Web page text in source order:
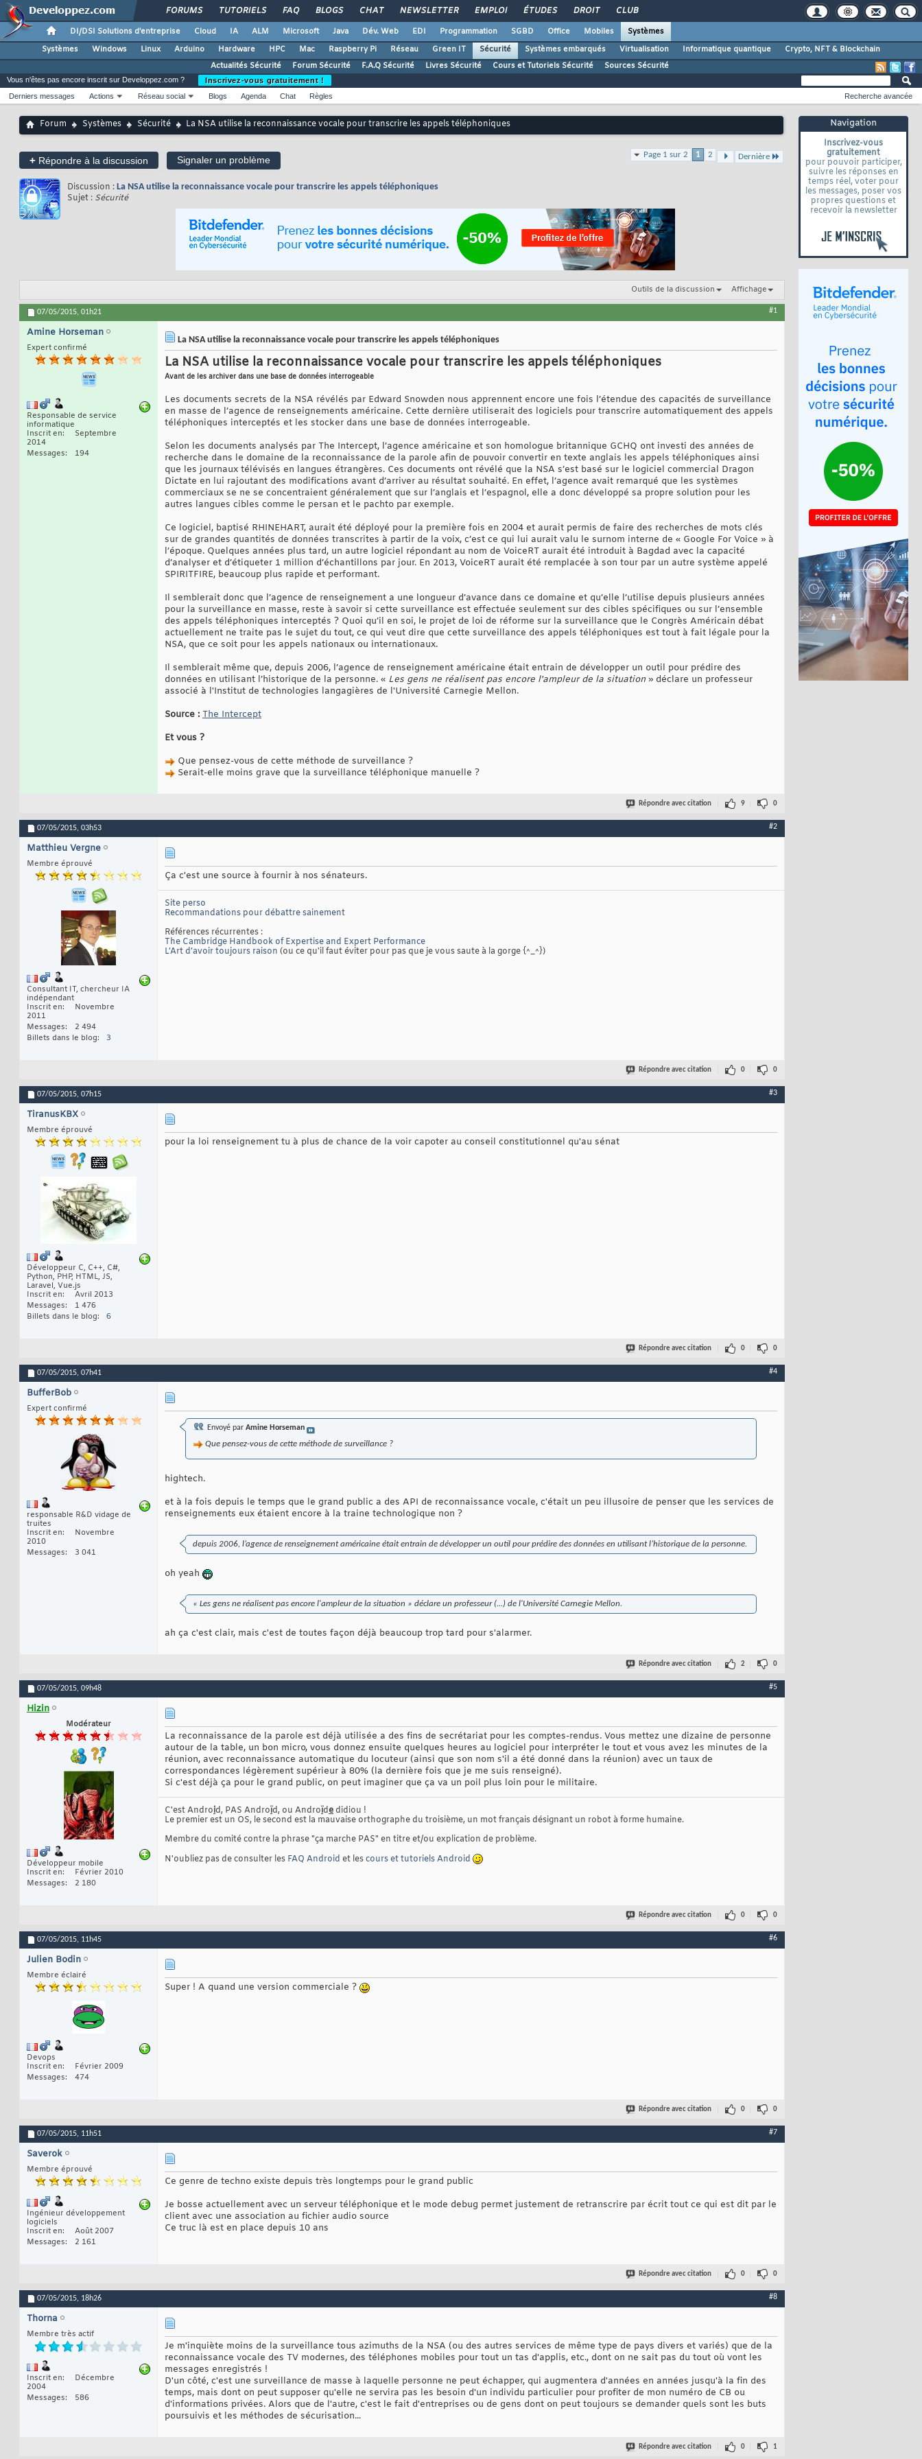
FORUMS TUTORIELS FAQ BLOGS CHAT NEWSLETTER EMPLOI ÉTUDES DROIT CLUB
DI/DSI Solutions d'entreprise Cloud IA ALM Microsoft Java Dév. Web EDI Programmation SGBD Office Mobiles
Systèmes
Systèmes
Windows Linux Arduino Hardware HPC Mac Raspberry Pi Réseau Green IT Sécurité Systèmes embarqués Virtualisation Informatique quantique
Crypto, NFT & Blockchain
Actualités Sécurité
Forum Sécurité F.A.Q Sécurité Livres Sécurité Cours et Tutoriels Sécurité Sources Sécurité
Navigation
Inscrivez-vous
gratuitement
pour pouvoir participer,
suivre les réponses en
temps réel, voter pour
les messages, poser vos
propres questions et
recevoir la newsletter
Vous n'êtes pas encore inscrit sur Developpez.com ?
Inscrivez-vous gratuitement !
Derniers messages
Actions Réseau social Blogs Agenda Chat Règles Recherche avancée
Forum Systèmes Sécurité La NSA utilise la reconnaissance vocale pour transcrire les appels téléphoniques
+ Répondre à la discussion Signaler un problème Page 1 sur 2 1 2 Dernière
Discussion : La NSA utilise la reconnaissance vocale pour transcrire les appels téléphoniques
Sujet : Sécurité
Outils de la discussion Affichage
07/05/2015, 01h21 #1
Amine Horseman
Expert confirmé
Responsable de service
informatique
Inscrit en
Septembre
2014
Messages
194
La NSA utilise la reconnaissance vocale pour transcrire les appels téléphoniques
La NSA utilise la reconnaissance vocale pour transcrire les appels téléphoniques
Avant de les archiver dans une base de données interrogeable
Les documents secrets de la NSA révélés par Edward Snowden nous apprennent encore une fois l’étendue des capacités de surveillance
en masse de l’agence de renseignements américaine. Cette dernière utiliserait des logiciels pour transcrire automatiquement des appels
téléphoniques interceptés et les stocker dans une base de données interrogeable.
Selon les documents analysés par The Intercept, l’agence américaine et son homologue britannique GCHQ ont investi des années de
recherche dans le domaine de la reconnaissance de la parole afin de pouvoir convertir en texte anglais les appels téléphoniques ainsi
que les journaux télévisés en langues étrangères. Ces documents ont révélé que la NSA s’est basé sur le logiciel commercial Dragon
Dictate en lui rajoutant des modifications avant d’arriver au résultat souhaité. En effet, l’agence avait remarqué que les systèmes
commerciaux se ne se concentraient généralement que sur l’anglais et l’espagnol, elle a donc développé sa propre solution pour les
autres langues cibles comme le persan et le pachto par exemple.
Ce logiciel, baptisé RHINEHART, aurait été déployé pour la première fois en 2004 et aurait permis de faire des recherches de mots clés
sur de grandes quantités de données transcrites à partir de la voix, c’est ce qui lui aurait valu le surnom interne de « Google For Voice » à
l’époque. Quelques années plus tard, un autre logiciel répondant au nom de VoiceRT aurait été introduit à Bagdad avec la capacité
d’analyser et d’étiqueter 1 million d’échantillons par jour. En 2013, VoiceRT aurait été remplacée à son tour par un autre système appelé
SPIRITFIRE, beaucoup plus rapide et performant.
Il semblerait donc que l’agence de renseignement a une longueur d’avance dans ce domaine et qu’elle l’utilise depuis plusieurs années
pour la surveillance en masse, reste à savoir si cette surveillance est effectuée seulement sur des cibles spécifiques ou sur l’ensemble
des appels téléphoniques interceptés ? Quoi qu’il en soi, le projet de loi de réforme sur la surveillance que le Congrès Américain débat
actuellement ne traite pas le sujet du tout, ce qui veut dire que cette surveillance des appels téléphoniques est tout à fait légale pour la
NSA, que ce soit pour les appels nationaux ou internationaux.
Il semblerait même que, depuis 2006, l’agence de renseignement américaine était entrain de développer un outil pour prédire des
données en utilisant l’historique de la personne. « Les gens ne réalisent pas encore l'ampleur de la situation» déclare un professeur
associé à l'Institut de technologies langagières de l'Université Carnegie Mellon.
Source : The Intercept
Et vous ?
Que pensez-vous de cette méthode de surveillance ?
Serait-elle moins grave que la surveillance téléphonique manuelle ?
Répondre avec citation 9 0
07/05/2015, 03h53 #2
Matthieu Vergne
Membre éprouvé
Consultant IT, chercheur IA
indépendant
Inscrit en
Novembre
2011
Messages
2 494
Billets dans le blog
3
Ça c'est une source à fournir à nos sénateurs.
Site perso
Recommandations pour débattre sainement
Références récurrentes :
The Cambridge Handbook of Expertise and Expert Performance
L’Art d’avoir toujours raison (ou ce qu'il faut éviter pour pas que je vous saute à la gorge {^_^})
Répondre avec citation 0 0
07/05/2015, 07h15 #3
TiranusKBX
Membre éprouvé
Développeur C, C++, C#,
Python, PHP, HTML, JS,
Laravel, Vue.js
Inscrit en
Avril 2013
Messages
1 476
Billets dans le blog
6
pour la loi renseignement tu à plus de chance de la voir capoter au conseil constitutionnel qu'au sénat
Répondre avec citation 0 0
07/05/2015, 07h41 #4
BufferBob
Expert confirmé
responsable R&D vidage de
truites
Inscrit en
Novembre
2010
Messages
3 041
Envoyé par Amine Horseman
Que pensez-vous de cette méthode de surveillance ?
hightech.
et à la fois depuis le temps que le grand public a des API de reconnaissance vocale, c'était un peu illusoire de penser que les services de
renseignements eux étaient encore à la traine technologique non ?
depuis 2006, l’agence de renseignement américaine était entrain de développer un outil pour prédire des données en utilisant l’historique de la personne.
oh yeah
« Les gens ne réalisent pas encore l'ampleur de la situation » déclare un professeur (...) de l'Université Carnegie Mellon.
ah ça c'est clair, mais c'est de toutes façon déjà beaucoup trop tard pour s'alarmer.
Répondre avec citation 2 0
07/05/2015, 09h48 #5
Hizin
Modérateur
Développeur mobile
Inscrit en
Février 2010
Messages
2 180
La reconnaissance de la parole est déjà utilisée a des fins de secrétariat pour les comptes-rendus. Vous mettez une dizaine de personne
autour de la table, un bon micro, vous donnez ensuite quelques heures au logiciel pour interpréter le tout et vous avez les minutes de la
réunion, avec reconnaissance automatique du locuteur (ainsi que son nom s'il a été donné dans la réunion) avec un taux de
correspondances légèrement supérieur à 80% (la dernière fois que je me suis renseigné).
Si c'est déjà ça pour le grand public, on peut imaginer que ça va un poil plus loin pour le militaire.
C'est Android, PAS Androïd, ou Androïde didiou !
Le premier est un OS, le second est la mauvaise orthographe du troisième, un mot français désignant un robot à forme humaine.
Membre du comité contre la phrase "ça marche PAS" en titre et/ou explication de problème.
N'oubliez pas de consulter les FAQ Android et lescours et tutoriels Android
Répondre avec citation 0 0
07/05/2015, 11h45 #6
Julien Bodin
Membre éclairé
Devops
Inscrit en
Février 2009
Messages
474
Super ! A quand une version commerciale ?
Répondre avec citation 0 0
07/05/2015, 11h51 #7
Saverok
Membre éprouvé
Ingénieur développement
logiciels
Inscrit en
Août 2007
Messages
2 161
Ce genre de techno existe depuis très longtemps pour le grand public
Je bosse actuellement avec un serveur téléphonique et le mode debug permet justement de retranscrire par écrit tout ce qui est dit par le
client avec une association au fichier audio source
Ce truc là est en place depuis 10 ans
Répondre avec citation 0 0
07/05/2015, 18h26 #8
Thorna
Membre très actif
Inscrit en
Décembre
2004
Messages
586
Je m'inquiète moins de la surveillance tous azimuths de la NSA (ou des autres services de même type de pays divers et variés) que de la
reconnaissance vocale des TV modernes, des téléphones mobiles pour tout un tas d'applis, etc., dont on ne sait pas du tout où vont les
messages enregistrés !
D'un côté, c'est une surveillance de masse à laquelle personne ne peut échapper, qui augmentera d'années en années jusqu'à la fin des
temps, mais dont on peut supposer qu'elle ne servira pas les besoin d'un individu particulier pour profiter de mon numéro de CB ou
d'informations privées. Alors que de l'autre, c'est le fait d'entreprises ou de gens dont on peut toujours se demander quels sont les buts
poursuivis et les méthodes de sécurisation...
Répondre avec citation 0 1